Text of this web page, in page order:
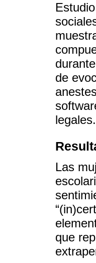
de
legales.
Las
que